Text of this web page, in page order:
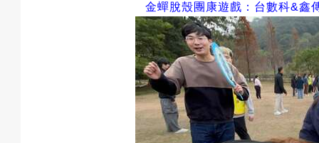
金蟬脫殼團康遊戲： 台數科&鑫